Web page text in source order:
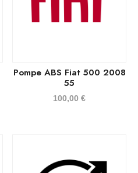
Pompe ABS Fiat 500 2008
55
100,00€